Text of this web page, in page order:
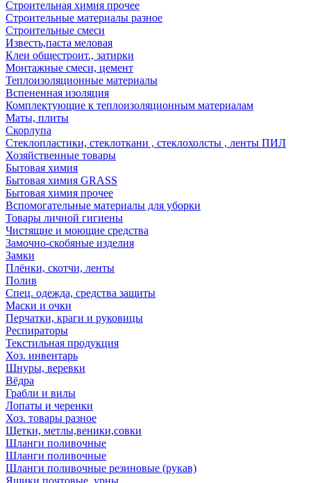
Строительная химия прочее
Строительные материалы разное
Строительные смеси
Известь,паста меловая
Клеи общестроит., затирки
Монтажные смеси, цемент
Теплоизоляционные материалы
Вспененная изоляция
Комплектующие к теплоизоляционным материалам
Маты, плиты
Скорлупа
Стеклопластики, стеклоткани , стеклохолсты , ленты ПИЛ
Хозяйственные товары
Бытовая химия
Бытовая химия GRASS
Бытовая химия прочее
Вспомогательные материалы для уборки
Товары личной гигиены
Чистящие и моющие средства
Замочно-скобяные изделия
Замки
Плёнки, скотчи, ленты
Полив
Спец. одежда, средства защиты
Маски и очки
Перчатки, краги и руковицы
Респираторы
Текстильная продукция
Хоз. инвентарь
Шнуры, веревки
Вёдра
Грабли и вилы
Лопаты и черенки
Хоз. товары разное
Щетки, метлы,веники,совки
Шланги поливочные
Шланги поливочные
Шланги поливочные резиновые (рукав)
Ящики почтовые, урны